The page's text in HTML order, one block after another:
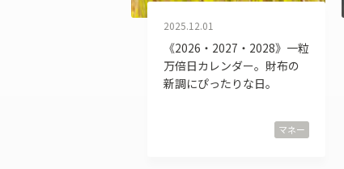
2025.12.01
《2026・2027・2028》一粒
万倍日カレンダー。財布の
新調にぴったりな日。
マネー